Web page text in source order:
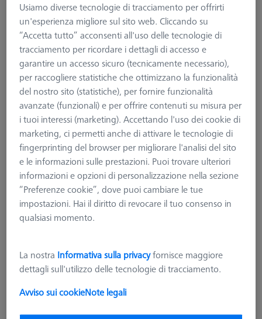
MANDRINI E MORSE STANDARD
Morsa per metrologia OmniFix,
80x210
Usiamo diverse tecnologie di tracciamento per offrirti
un'esperienza migliore sul sito web. Cliccando su
“Accetta tutto” acconsenti all'uso delle tecnologie di
tracciamento per ricordare i dettagli di accesso e
garantire un accesso sicuro (tecnicamente necessario),
per raccogliere statistiche che ottimizzano la funzionalità
del nostro sito (statistiche), per fornire funzionalità
avanzate (funzionali) e per offrire contenuti su misura per
i tuoi interessi (marketing). Accettando l'uso dei cookie di
marketing, ci permetti anche di attivare le tecnologie di
fingerprinting del browser per migliorare l'analisi del sito
e le informazioni sulle prestazioni. Puoi trovare ulteriori
informazioni e opzioni di personalizzazione nella sezione
“Preferenze cookie”, dove puoi cambiare le tue
impostazioni. Hai il diritto di revocare il tuo consenso in
qualsiasi momento.
La nostra Informativa sulla privacyfornisce maggiore
dettagli sull'utilizzo delle tecnologie di tracciamento.
Avviso sui cookieNote legali